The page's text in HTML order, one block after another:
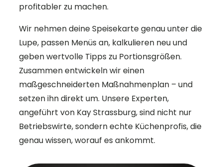
profitabler zu machen.
Wir nehmen deine Speisekarte genau unter die
Lupe, passen Menüs an, kalkulieren neu und
geben wertvolle Tipps zu Portionsgrößen.
Zusammen entwickeln wir einen
maßgeschneiderten Maßnahmenplan – und
setzen ihn direkt um. Unsere Experten,
angeführt von Kay Strassburg, sind nicht nur
Betriebswirte, sondern echte Küchenprofis, die
genau wissen, worauf es ankommt.